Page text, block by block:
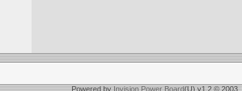
Powered by Invision Power Board(U) v1.2 © 2003